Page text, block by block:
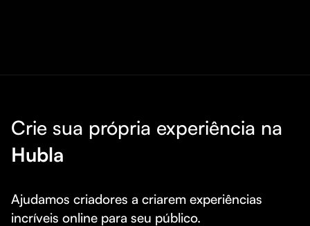
Crie sua própria experiência na
Hubla
Ajudamos criadores a criarem experiências
incríveis online para seu público.